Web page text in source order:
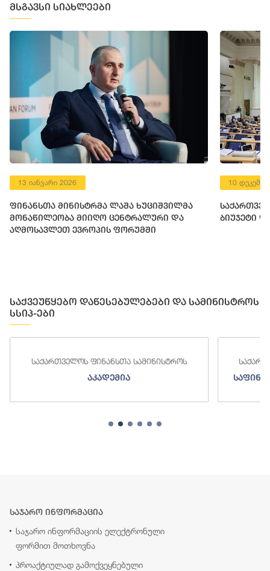
მსგავსი სიახლეები
13 იანვარი 2026
ფინანსთა მინისტრმა ლაშა ხუციშვილმა
მონაწილეობა მიიღო ცენტრალური და
აღმოსავლეთ ევროპის ფორუმში
10
ბიუჯეტი
საქვეუწყებო დაწესებულებები და სამინისტროს
სსიპ-ები
საქართველოს ფინანსთა სამინისტროს
აკადემია
საჯარო ინფორმაცია
საჯარო ინფორმაციის ელექტრონული
ფორმით მოთხოვნა
პროაქტიულად გამოქვეყნებული